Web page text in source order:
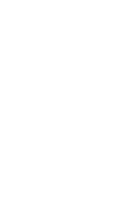
2 вида ножей: для травы 8 см и
Смена оснастки не требует
такого рода.
- 2400. Важным преимуществом
зарядки составляет 4,5 часа, а